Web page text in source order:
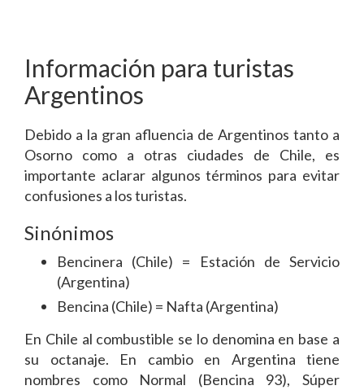
Información para turistas
Argentinos
Debido a la gran afluencia de Argentinos tanto a
Osorno como a otras ciudades de Chile, es
importante aclarar algunos términos para evitar
confusiones a los turistas.
Sinónimos
Bencinera (Chile) = Estación de Servicio
(Argentina)
Bencina (Chile) = Nafta (Argentina)
En Chile al combustible se lo denomina en base a
su octanaje. En cambio en Argentina tiene
nombres como Normal (Bencina 93), Súper